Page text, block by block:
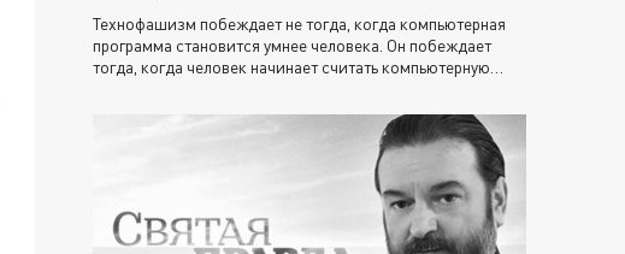
Технофашизм побеждает не тогда, когда компьютерная
программа становится умнее человека. Он побеждает
тогда, когда человек начинает считать компьютерную